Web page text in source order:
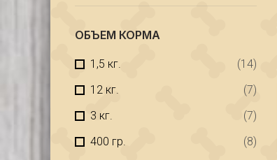
ОБЪЕМ КОРМА
1,5 кг.
(14)
12 кг.
(7)
3 кг.
(7)
400 гр.
(8)